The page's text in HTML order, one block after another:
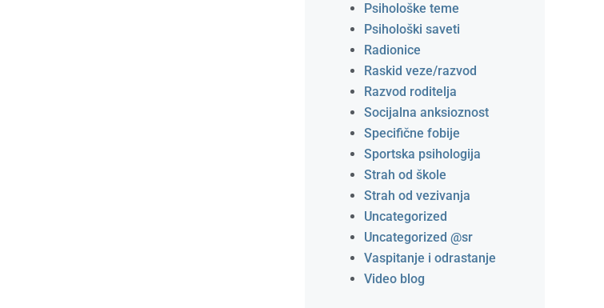
Psihološke teme
Psihološki saveti
Radionice
Raskid veze/razvod
Razvod roditelja
Socijalna anksioznost
Specifične fobije
Sportska psihologija
Strah od škole
Strah od vezivanja
Uncategorized
Uncategorized @sr
Vaspitanje i odrastanje
Video blog